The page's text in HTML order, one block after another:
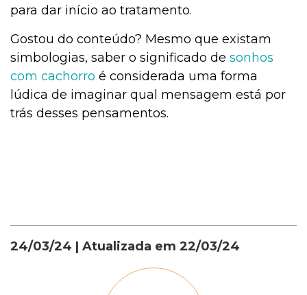
para dar início ao tratamento.
Gostou do conteúdo? Mesmo que existam
simbologias, saber o significado de sonhos
com cachorro é considerada uma forma
lúdica de imaginar qual mensagem está por
trás desses pensamentos.
24/03/24 | Atualizada em 22/03/24